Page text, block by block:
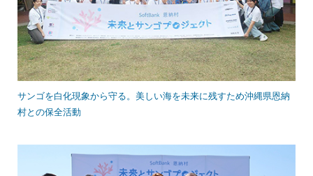
サンゴを白化現象から守る。美しい海を未来に残すため沖縄県恩納
村との保全活動